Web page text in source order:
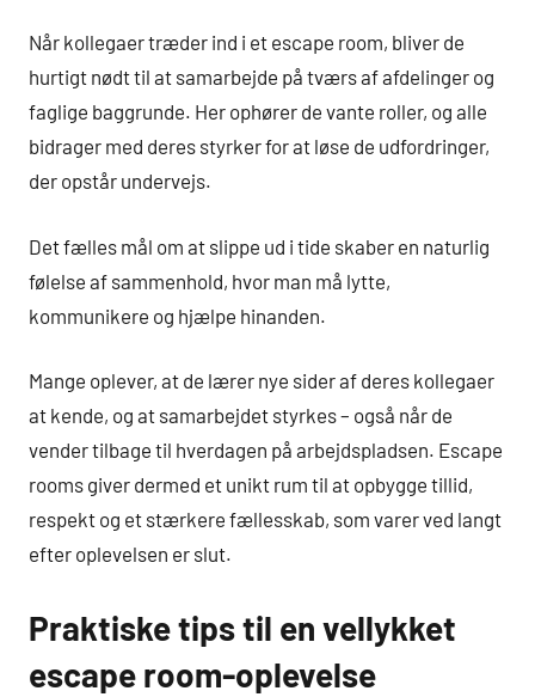
Når kollegaer træder ind i et escape room, bliver de
hurtigt nødt til at samarbejde på tværs af afdelinger og
faglige baggrunde. Her ophører de vante roller, og alle
bidrager med deres styrker for at løse de udfordringer,
der opstår undervejs.
Det fælles mål om at slippe ud i tide skaber en naturlig
følelse af sammenhold, hvor man må lytte,
kommunikere og hjælpe hinanden.
Mange oplever, at de lærer nye sider af deres kollegaer
at kende, og at samarbejdet styrkes – også når de
vender tilbage til hverdagen på arbejdspladsen. Escape
rooms giver dermed et unikt rum til at opbygge tillid,
respekt og et stærkere fællesskab, som varer ved langt
efter oplevelsen er slut.
Praktiske tips til en vellykket
escape room-oplevelse